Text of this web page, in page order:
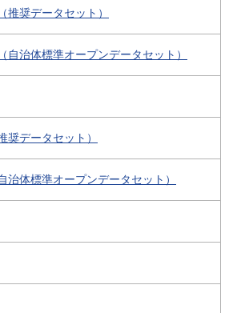
推奨データセット）
自治体標準オープンデータセット）
奨データセット）
治体標準オープンデータセット）